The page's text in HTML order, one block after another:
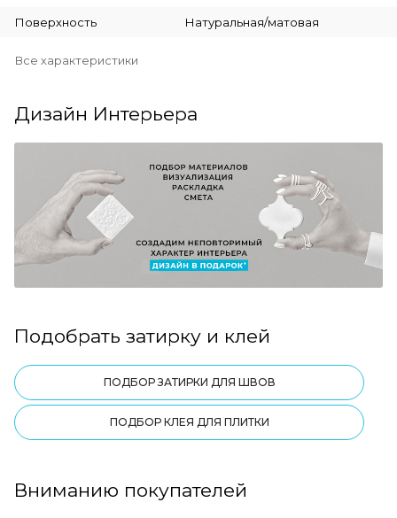
Поверхность Натуральная/матовая
Все характеристики
Дизайн Интерьера
Подобрать затирку и клей
ПОДБОР ЗАТИРКИ ДЛЯ ШВОВ
ПОДБОР КЛЕЯ ДЛЯ ПЛИТКИ
Вниманию покупателей